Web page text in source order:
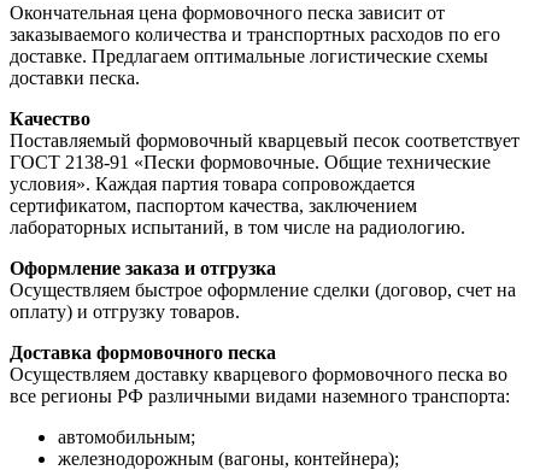
Окончательная цена формовочного песка зависит от
заказываемого количества и транспортных расходов по его
доставке. Предлагаем оптимальные логистические схемы
доставки песка.
Качество
Поставляемый формовочный кварцевый песок соответствует
ГОСТ 2138-91 «Пески формовочные. Общие технические
условия». Каждая партия товара сопровождается
сертификатом, паспортом качества, заключением
лабораторных испытаний, в том числе на радиологию.
Оформление заказа и отгрузка
Осуществляем быстрое оформление сделки (договор, счет на
оплату) и отгрузку товаров.
Доставка формовочного песка
Осуществляем доставку кварцевого формовочного песка во
все регионы РФ различными видами наземного транспорта:
автомобильным;
железнодорожным (вагоны, контейнера);